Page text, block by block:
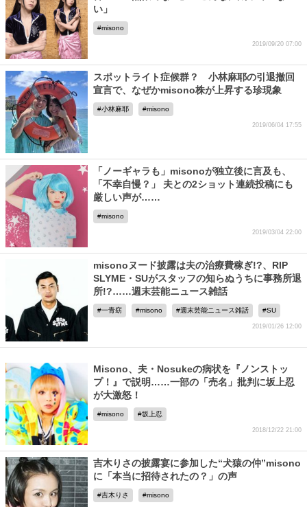
い」
misono
2019/09/20 07:00
スポットライト症候群？ 小林麻耶の引退撤回
宣言で、なぜかmisono株が上昇する珍現象
小林麻耶 misono
2019/06/04 17:55
「ノーギャラも」misonoが独立後に言及も、
「不幸自慢？」 夫との2ショット連続投稿にも
厳しい声が……
misono
2019/03/04 22:00
misonoヌード披露は夫の治療費稼ぎ!?、RIP
SLYME・SUがスタッフの知らぬうちに事務所退
所!?……週末芸能ニュース雑話
一青窈 misono 週末芸能ニュース雑話 SU
2019/01/26 12:00
Misono、夫・Nosukeの病状を『ノンストッ
プ！』で説明……一部の「売名」批判に坂上忍
が大激怒！
misono 坂上忍
2018/12/22 21:00
吉木りさの披露宴に参加した“犬猿の仲”misono
に「本当に招待されたの？」の声
吉木りさ misono